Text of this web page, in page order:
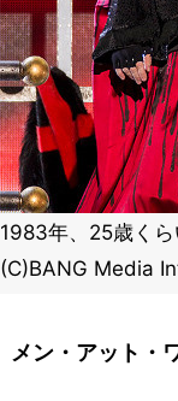
1983年、25歳く
(C)BANG Media
メン・アット・